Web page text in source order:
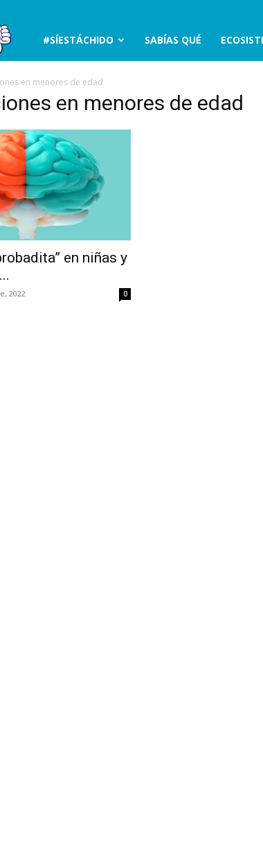
No
está
#SÍESTÁCHIDO SABÍAS QUÉ
en menores de edad
en menores de edad
en niñas y
2022 0